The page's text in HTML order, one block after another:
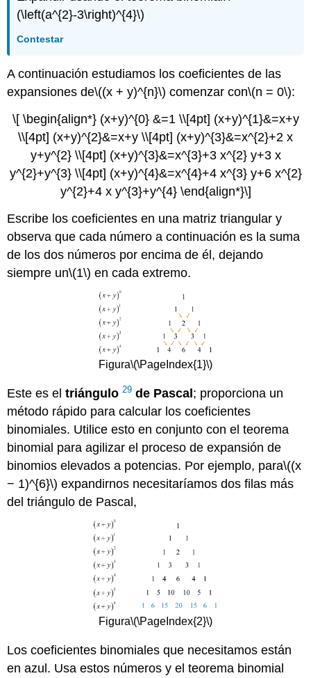
(\left(a^{2}-3\right)^{4}\)
Contestar
A continuación estudiamos los coeficientes de las
expansiones de\((x + y)^{n}\) comenzar con\(n = 0\):
\[ \begin{align*} (x+y)^{0} &=1 \\[4pt] (x+y)^{1}&=x+y
\\[4pt] (x+y)^{2}&=x+y \\[4pt] (x+y)^{3}&=x^{2}+2 x
y+y^{2} \\[4pt] (x+y)^{3}&=x^{3}+3 x^{2} y+3 x
y^{2}+y^{3} \\[4pt] (x+y)^{4}&=x^{4}+4 x^{3} y+6 x^{2}
y^{2}+4 x y^{3}+y^{4} \end{align*}\]
Escribe los coeficientes en una matriz triangular y
observa que cada número a continuación es la suma
de los dos números por encima de él, dejando
siempre un\(1\) en cada extremo.
Figura\(\PageIndex{1}\)
Este es eltriángulo 29 de Pascal; proporciona un
método rápido para calcular los coeficientes
binomiales. Utilice esto en conjunto con el teorema
binomial para agilizar el proceso de expansión de
binomios elevados a potencias. Por ejemplo, para\((x
− 1)^{6}\) expandirnos necesitaríamos dos filas más
del triángulo de Pascal,
Figura\(\PageIndex{2}\)
Los coeficientes binomiales que necesitamos están
en azul. Usa estos números y el teorema binomial